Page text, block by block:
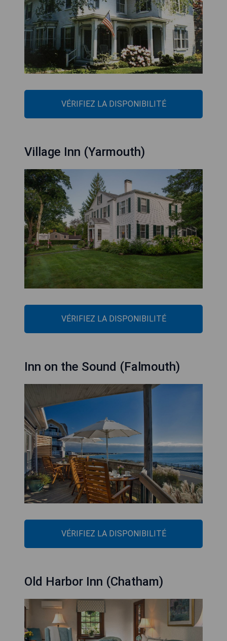
VÉRIFIEZ LA DISPONIBILITÉ
Village Inn (Yarmouth)
VÉRIFIEZ LA DISPONIBILITÉ
Inn on the Sound (Falmouth)
VÉRIFIEZ LA DISPONIBILITÉ
Old Harbor Inn (Chatham)